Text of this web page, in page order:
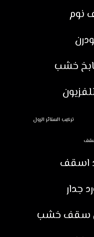
نوم
خشب
تركيب الستائر الرول
اسقف
جدار
سقف خشب